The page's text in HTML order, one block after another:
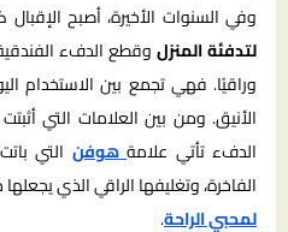
وفي السنوات الأخيرة، أصبح الإقبال
لتدفئة المنزلوقطع الدفء
وراقيًا. فهي تجمع بين الاستخدام
الأنيق. ومن بين العلامات التي
الدفء تأتي علامة هوفن التي
الفاخرة، وتغليفها الراقي الذي
لمحبي الراحة.